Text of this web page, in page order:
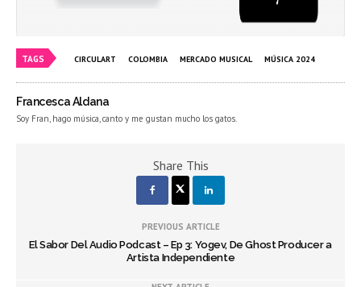
TAGS CIRCULART COLOMBIA MERCADO MUSICAL MÚSICA 2024
Francesca Aldana
Soy Fran, hago música, canto y me gustan mucho los gatos.
Share This
PREVIOUS ARTICLE
El Sabor Del Audio Podcast – Ep 3: Yogev, De Ghost Producer a
Artista Independiente